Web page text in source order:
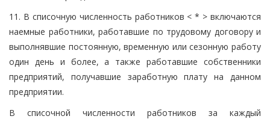
11. В списочную численность работников < * > включаются
наемные работники, работавшие по трудовому договору и
выполнявшие постоянную, временную или сезонную работу
один день и более, а также работавшие собственники
предприятий, получавшие заработную плату на данном
предприятии.
В списочной численности работников за каждый